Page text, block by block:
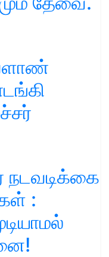
நடவடிக்கை
: